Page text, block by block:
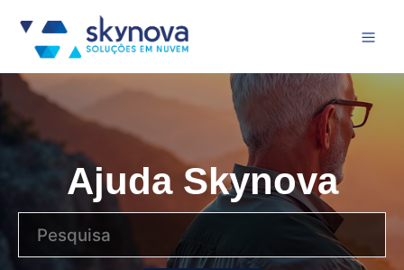
Ajuda Skynova